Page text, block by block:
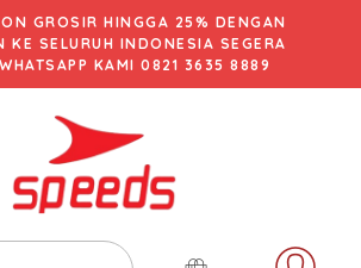
GROSIR HINGGA 25% DENGAN
KE SELURUH INDONESIA SEGERA
KAMI 0821 3635 8889